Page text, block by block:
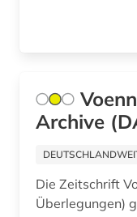
verzeichnis (3)
Archive
Die Zeitschrift
Überlegungen)